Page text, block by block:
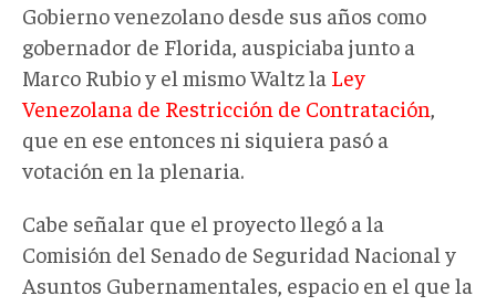
Gobierno venezolano desde sus años como
gobernador de Florida, auspiciaba junto a
Marco Rubio y el mismo Waltz la Ley
Venezolana de Restricción de Contratación,
que en ese entonces ni siquiera pasó a
votación en la plenaria.
Cabe señalar que el proyecto llegó a la
Comisión del Senado de Seguridad Nacional y
Asuntos Gubernamentales, espacio en el que la